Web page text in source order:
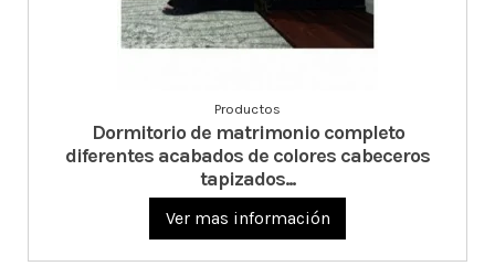
Productos
Dormitorio de matrimonio completo
diferentes acabados de colores cabeceros
tapizados...
Ver mas información